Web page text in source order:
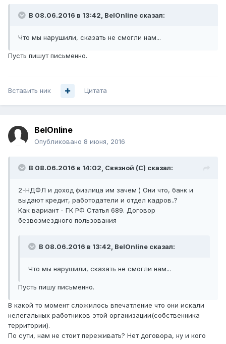
В 08.06.2016 в 13:42, BelOnline сказал:
Что мы нарушили, сказать не смогли нам...
Пусть пишут письменно.
Вставить ник Цитата
BelOnline
Опубликовано 8 июня, 2016
В 08.06.2016 в 14:02, Связной (С) сказал:
2-НДФЛ и доход физлица им зачем ) Они что, банк и
выдают кредит, работодатели и отдел кадров..?
Как вариант - ГК РФ Статья 689. Договор
безвозмездного пользования
В 08.06.2016 в 13:42, BelOnline сказал:
Что мы нарушили, сказать не смогли нам...
Пусть пишу письменно.
В какой то момент сложилось впечатление что они искали
нелегальных работников этой организации(собственника
территории).
По сути, нам не стоит переживать? Нет договора, ну и кого